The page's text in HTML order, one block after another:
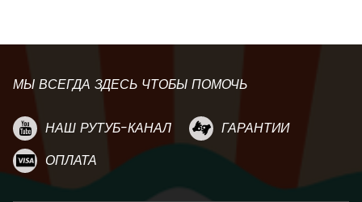
МЫ ВСЕГДА ЗДЕСЬ ЧТОБЫ ПОМОЧЬ
НАШ РУТУБ-КАНАЛ
ГАРАНТИИ
ОПЛАТА